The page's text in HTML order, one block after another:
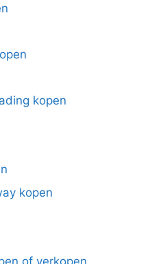
kopen
kopen